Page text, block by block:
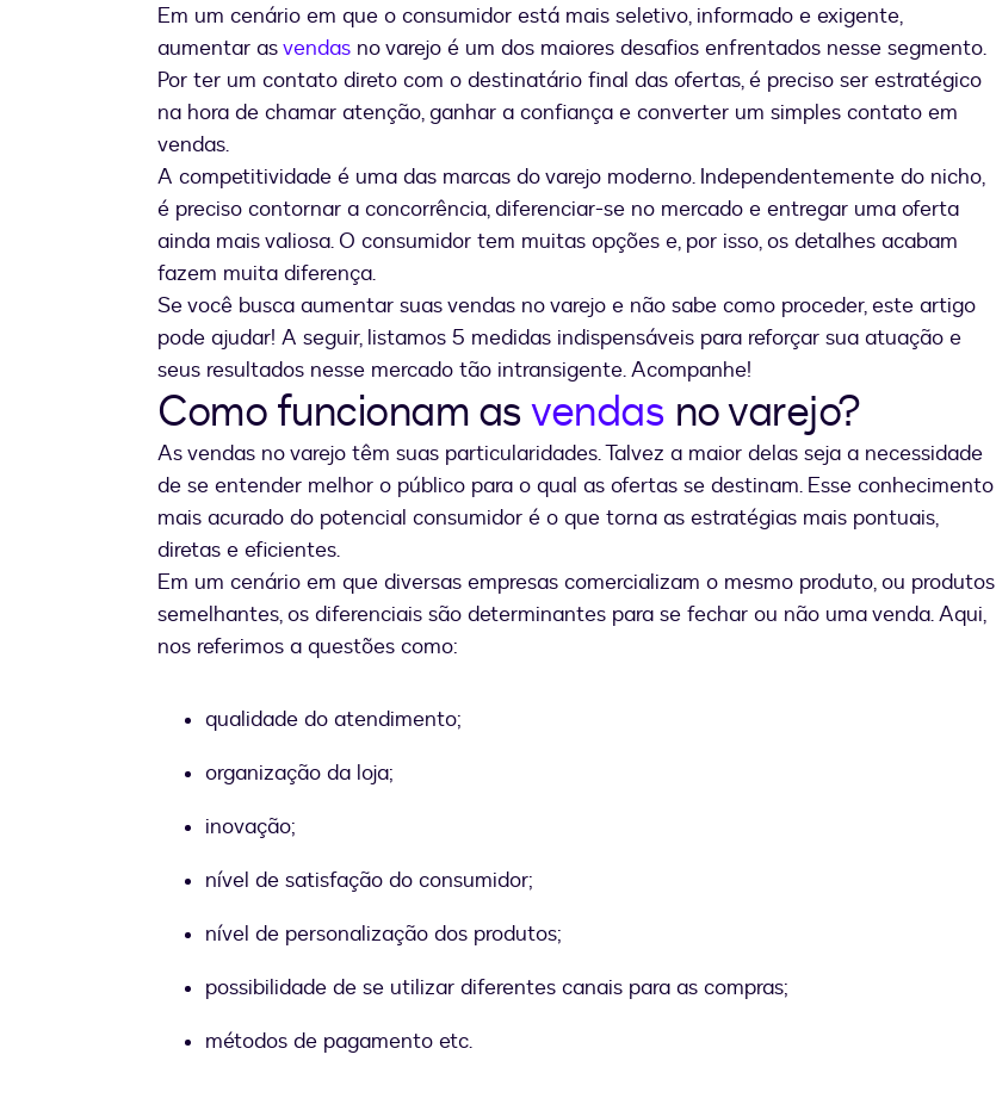
no
varejo
Em um cenário em que o consumidor está mais seletivo, informado e exigente,
aumentar asvendas no varejo é um dos maiores desafios enfrentados nesse segmento.
Por ter um contato direto com o destinatário final das ofertas, é preciso ser estratégico
na hora de chamar atenção, ganhar a confiança e converter um simples contato em
vendas.
A competitividade é uma das marcas do varejo moderno. Independentemente do nicho,
é preciso contornar a concorrência, diferenciar-se no mercado e entregar uma oferta
ainda mais valiosa. O consumidor tem muitas opções e, por isso, os detalhes acabam
fazem muita diferença.
Se você busca aumentar suas vendas no varejo e não sabe como proceder, este artigo
pode ajudar! A seguir, listamos 5 medidas indispensáveis para reforçar sua atuação e
seus resultados nesse mercado tão intransigente. Acompanhe!
Como funcionam asvendas no varejo?
As vendas no varejo têm suas particularidades. Talvez a maior delas seja a necessidade
de se entender melhor o público para o qual as ofertas se destinam. Esse conhecimento
mais acurado do potencial consumidor é o que torna as estratégias mais pontuais,
diretas e eficientes.
Em um cenário em que diversas empresas comercializam o mesmo produto, ou produtos
semelhantes, os diferenciais são determinantes para se fechar ou não uma venda. Aqui,
nos referimos a questões como:
qualidade do atendimento;
organização da loja;
inovação;
nível de satisfação do consumidor;
nível de personalização dos produtos;
possibilidade de se utilizar diferentes canais para as compras;
métodos de pagamento etc.